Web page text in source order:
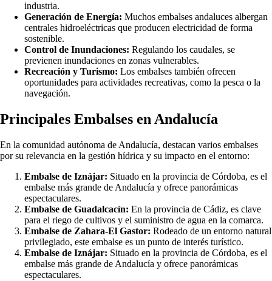
industria.
Generación de Energía: Muchos embalses andaluces albergan
centrales hidroeléctricas que producen electricidad de forma
sostenible.
Control de Inundaciones: Regulando los caudales, se
previenen inundaciones en zonas vulnerables.
Recreación y Turismo: Los embalses también ofrecen
oportunidades para actividades recreativas, como la pesca o la
navegación.
Principales Embalses en Andalucía
En la comunidad autónoma de Andalucía, destacan varios embalses
por su relevancia en la gestión hídrica y su impacto en el entorno:
Embalse de Iznájar: Situado en la provincia de Córdoba, es el
embalse más grande de Andalucía y ofrece panorámicas
espectaculares.
Embalse de Guadalcacín: En la provincia de Cádiz, es clave
para el riego de cultivos y el suministro de agua en la comarca.
Embalse de Zahara-El Gastor: Rodeado de un entorno natural
privilegiado, este embalse es un punto de interés turístico.
Embalse de Iznájar: Situado en la provincia de Córdoba, es el
embalse más grande de Andalucía y ofrece panorámicas
espectaculares.